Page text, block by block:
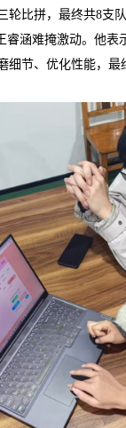
比拼，最终共8支
睿涵难掩激动。他
细节、优化性能，最